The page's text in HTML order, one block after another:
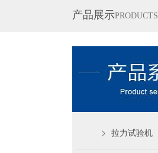
产品展示PRODUCTS
拉力试验机